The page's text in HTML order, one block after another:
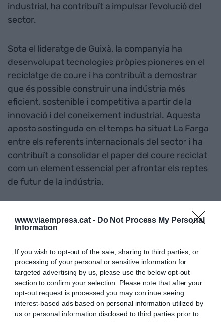
www.viaempresa.cat - Do Not Process My Personal
Information
If you wish to opt-out of the sale, sharing to third parties, or
processing of your personal or sensitive information for
targeted advertising by us, please use the below opt-out
section to confirm your selection. Please note that after your
opt-out request is processed you may continue seeing
interest-based ads based on personal information utilized by
us or personal information disclosed to third parties prior to
industrial, ha contribuït a impulsar l’evolució del
sector.
Sota el lideratge de Guixà, la companyia ha
desenvolupat tecnologies pròpies pioneres en el
reciclatge de coure i ha contribuït a demostrar
que és possible construir una indústria més
eficient, sostenible i competitiva a partir de la
innovació i del coneixement industrial. Aquesta
aposta sostinguda en el temps ha situat La Farga
entre els referents internacionals del sector i ha
contribuït a consolidar el paper del coure reciclat
com un element essencial per afrontar els reptes
de futur de la indústria.
La Farga és una empresa
familiar industrial amb més
de 217 anys d’història i
situada al centre de la
cadena de valor del coure
"Rebo aquest premi amb orgull, però sobretot